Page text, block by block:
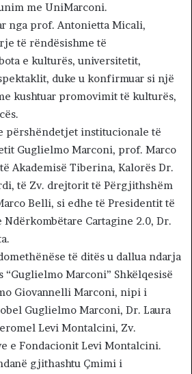
me UniMarconi.
nga prof. Antonietta Micali,
të rëndësishme të
e kulturës, universitetit,
duke u konfirmuar si një
kushtuar promovimit të kulturës,
përshëndetjet institucionale të
Guglielmo Marconi, prof. Marco
Akademisë Tiberina, Kalorës Dr.
të Zv. drejtorit të Përgjithshëm
Belli, si edhe të Presidentit të
Cartagine 2.0, Dr.
të ditës u dallua ndarja
“Guglielmo Marconi” Shkëlqesisë
Giovannelli Marconi, nipi i
Guglielmo Marconi, Dr. Laura
Levi Montalcini, Zv.
e Fondacionit Levi Montalcini.
gjithashtu Çmimi i